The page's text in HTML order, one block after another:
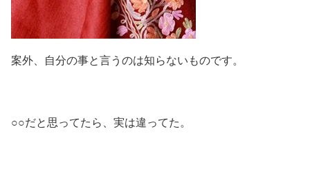
案外、自分の事と言うのは知らないものです。
○○だと思ってたら、実は違ってた。